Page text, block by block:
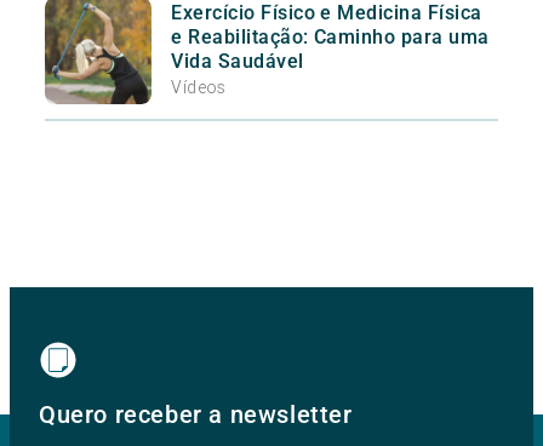
Exercício Físico e Medicina Física
e Reabilitação: Caminho para uma
Vida Saudável
Vídeos
Quero receber a newsletter